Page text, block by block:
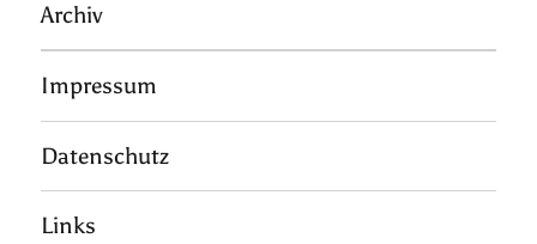
Archiv
Impressum
Datenschutz
Links